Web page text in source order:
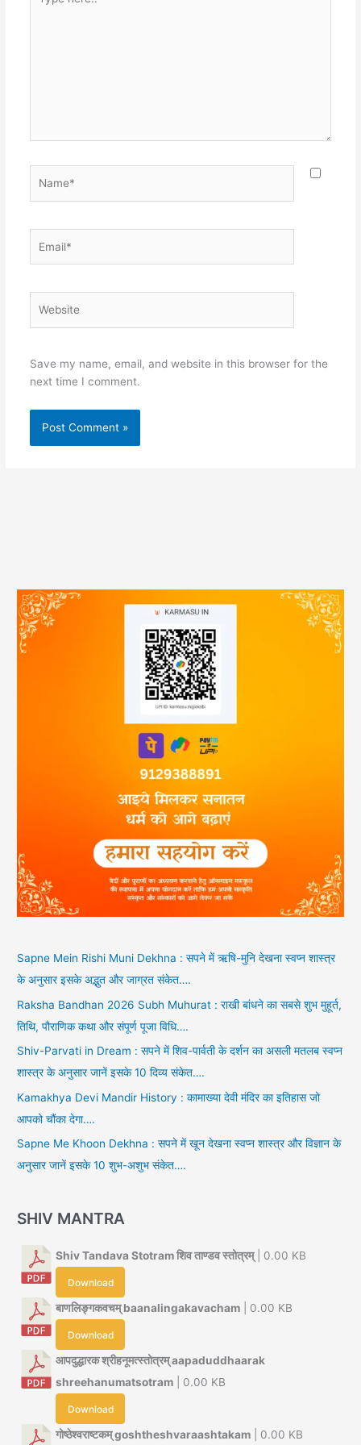
here..
Save my name, email, and website in this browser for the
next time I comment.
Sapne Mein Rishi Muni Dekhna : सपने में ऋषि-मुनि देखना स्वप्न शास्त्र
के अनुसार इसके अद्भुत और जाग्रत संकेत….
Raksha Bandhan 2026 Subh Muhurat : राखी बांधने का सबसे शुभ मुहूर्त,
तिथि, पौराणिक कथा और संपूर्ण पूजा विधि….
Shiv-Parvati in Dream : सपने में शिव-पार्वती के दर्शन का असली मतलब स्वप्न
शास्त्र के अनुसार जानें इसके 10 दिव्य संकेत….
Kamakhya Devi Mandir History : कामाख्या देवी मंदिर का इतिहास जो
आपको चौंका देगा….
Sapne Me Khoon Dekhna : सपने में खून देखना स्वप्न शास्त्र और विज्ञान के
अनुसार जानें इसके 10 शुभ-अशुभ संकेत….
SHIV MANTRA
Shiv Tandava Stotram शिव ताण्डव स्तोत्रम्| 0.00 KB
Download
बाणलिङ्गकवचम् baanalingakavacham | 0.00 KB
Download
आपदुद्धारक श्रीहनूमत्स्तोत्रम् aapaduddhaarak
shreehanumatsotram | 0.00 KB
Download
गोष्ठेश्वराष्टकम् goshtheshvaraashtakam | 0.00 KB